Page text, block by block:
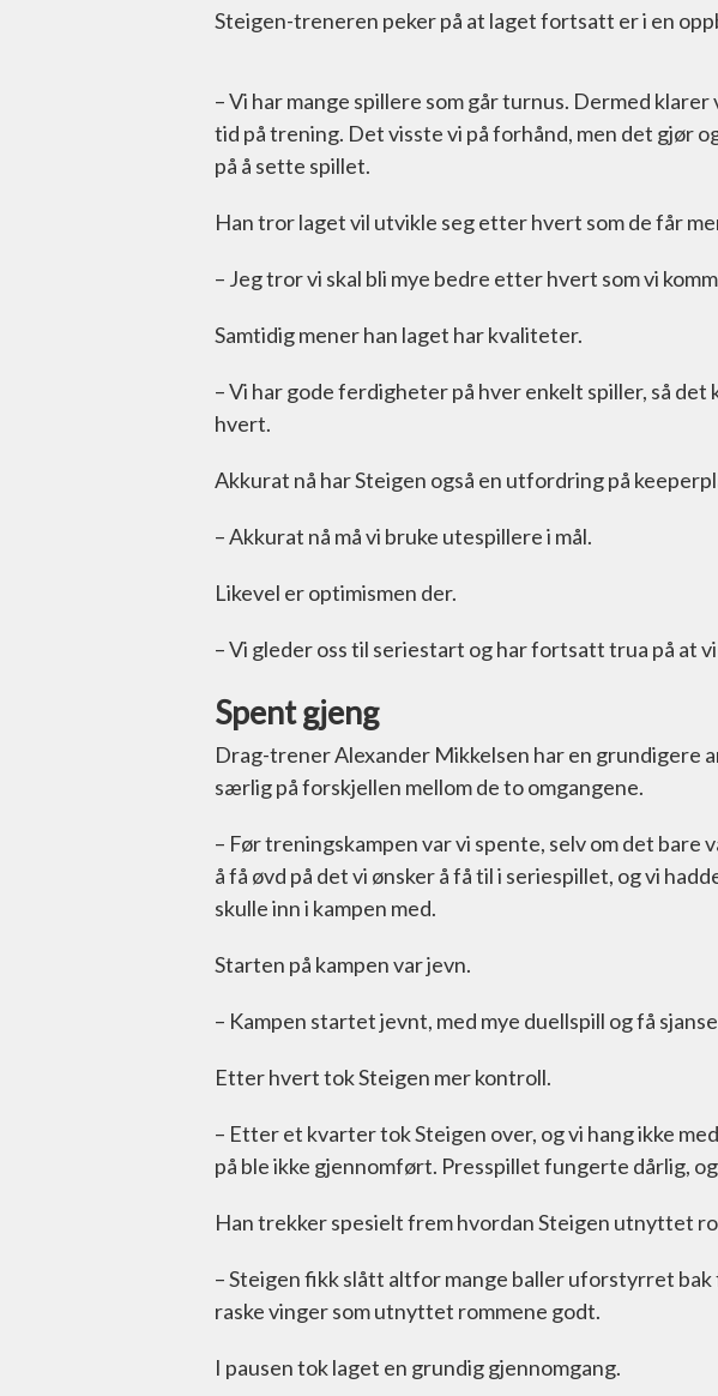
Steigen-treneren peker på at laget fortsatt er i en
– Vi har mange spillere som går turnus. Dermed klarer
tid på trening. Det visste vi på forhånd, men det gjør
på å sette spillet.
Han tror laget vil utvikle seg etter hvert som de får
– Jeg tror vi skal bli mye bedre etter hvert som vi
Samtidig mener han laget har kvaliteter.
– Vi har gode ferdigheter på hver enkelt spiller, så
hvert.
Akkurat nå har Steigen også en utfordring på
– Akkurat nå må vi bruke utespillere i mål.
Likevel er optimismen der.
– Vi gleder oss til seriestart og har fortsatt trua på at
Spent gjeng
Drag-trener Alexander Mikkelsen har en grundigere
særlig på forskjellen mellom de to omgangene.
– Før treningskampen var vi spente, selv om det bare
å få øvd på det vi ønsker å få til i seriespillet, og vi
skulle inn i kampen med.
Starten på kampen var jevn.
– Kampen startet jevnt, med mye duellspill og få
Etter hvert tok Steigen mer kontroll.
– Etter et kvarter tok Steigen over, og vi hang ikke
på ble ikke gjennomført. Presspillet fungerte dårlig,
Han trekker spesielt frem hvordan Steigen utnyttet
– Steigen fikk slått altfor mange baller uforstyrret
raske vinger som utnyttet rommene godt.
I pausen tok laget en grundig gjennomgang.